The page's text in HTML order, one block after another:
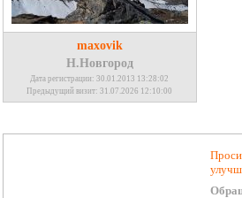
maxovik
Н.Новгород
Дата регистрации: 30.01.2013 13:28:02
Предыдущий визит: 31.07.2026 12:10:00